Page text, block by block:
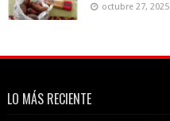
octubre 27, 2025
LO MÁS RECIENTE